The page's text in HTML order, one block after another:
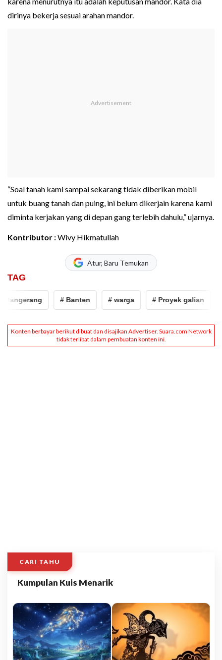
dirinya bekerja sesuai arahan mandor.
“Soal tanah kami sampai sekarang tidak diberikan mobil
untuk buang tanah dan puing, ini belum dikerjain karena kami
diminta kerjakan yang di depan gang terlebih dahulu,” ujarnya.
Kontributor :Wivy Hikmatullah
Atur, Baru Temukan
TAG
# Banten # warga # Proyek galian
CARI TAHU
Kumpulan Kuis Menarik